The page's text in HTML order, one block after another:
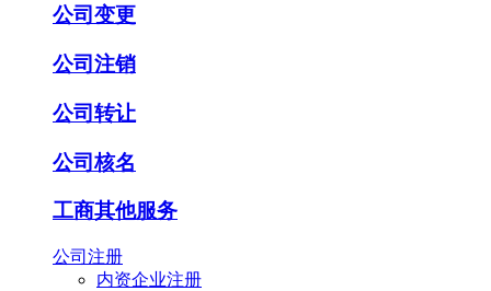
公司变更
公司注销
公司转让
公司核名
工商其他服务
公司注册
内资企业注册